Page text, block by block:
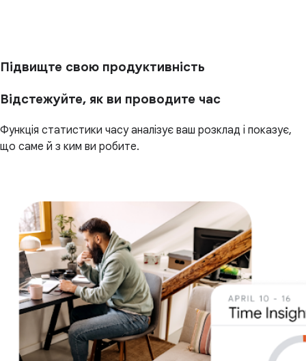
Підвищте свою продуктивність
Відстежуйте, як ви проводите час
Функція статистики часу аналізує ваш розклад і показує,
що саме й з ким ви робите.